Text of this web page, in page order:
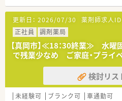
更新日： 2026/07/30 薬剤師求人ID
正社員
調剤薬局
【真岡市】≪18：30終業≫ 水
で残業少なめ ご家庭・プライ
検討リス
未経験可 ブランク可 車通勤可